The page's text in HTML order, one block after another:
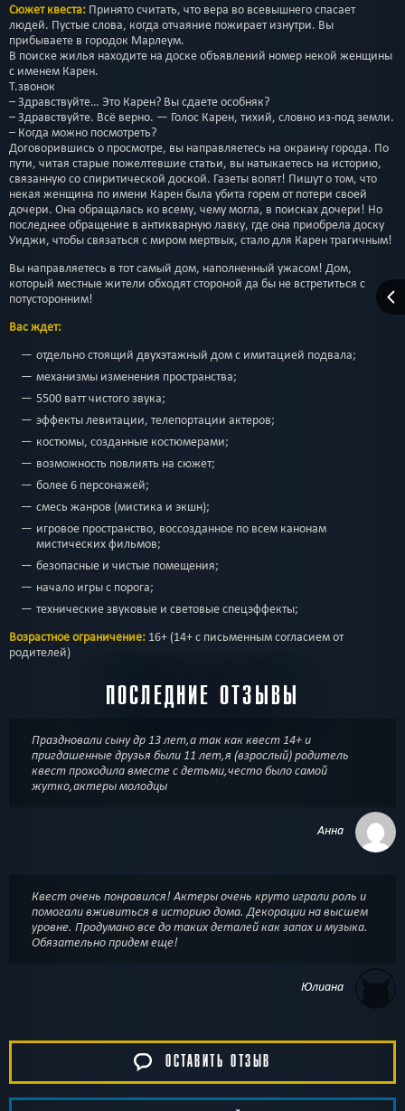
Сюжет квеста: Принято считать, что вера во всевышнего спасает
людей. Пустые слова, когда отчаяние пожирает изнутри. Вы
прибываете в городок Марлеум.
В поиске жилья находите на доске объявлений номер некой женщины
с именем Карен.
Т.звонок
– Здравствуйте… Это Карен? Вы сдаете особняк?
– Здравствуйте. Всё верно. — Голос Карен, тихий, словно из-под земли.
– Когда можно посмотреть?
Договорившись о просмотре, вы направляетесь на окраину города. По
пути, читая старые пожелтевшие статьи, вы натыкаетесь на историю,
связанную со спиритической доской. Газеты вопят! Пишут о том, что
некая женщина по имени Карен была убита горем от потери своей
дочери. Она обращалась ко всему, чему могла, в поисках дочери! Но
последнее обращение в антикварную лавку, где она приобрела доску
Уиджи, чтобы связаться с миром мертвых, стало для Карен трагичным!
Вы направляетесь в тот самый дом, наполненный ужасом! Дом,
который местные жители обходят стороной да бы не встретиться с
потусторонним!
Вас ждет:
отдельно стоящий двухэтажный дом с имитацией подвала;
механизмы изменения пространства;
5500 ватт чистого звука;
эффекты левитации, телепортации актеров;
костюмы, созданные костюмерами;
возможность повлиять на сюжет;
более 6 персонажей;
смесь жанров (мистика и экшн);
игровое пространство, воссозданное по всем канонам
мистических фильмов;
безопасные и чистые помещения;
начало игры с порога;
технические звуковые и световые спецэффекты;
Возрастное ограничение: 16+ (14+ с письменным согласием от
родителей)
ПОСЛЕДНИЕ ОТЗЫВЫ
Праздновали сыну др 13 лет,а так как квест 14+ и
пригдашенные друзья были 11 лет,я (взрослый) родитель
квест проходила вместе с детьми,често было самой
жутко,актеры молодцы
Анна
Квест очень понравился! Актеры очень круто играли роль и
помогали вживиться в историю дома. Декорации на высшем
уровне. Продумано все до таких деталей как запах и музыка.
Обязательно придем еще!
Юлиана
ОСТАВИТЬ ОТЗЫВ